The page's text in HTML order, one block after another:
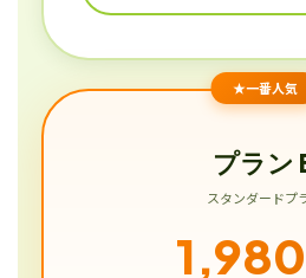
★一番人気
プラン
スタンダードプ